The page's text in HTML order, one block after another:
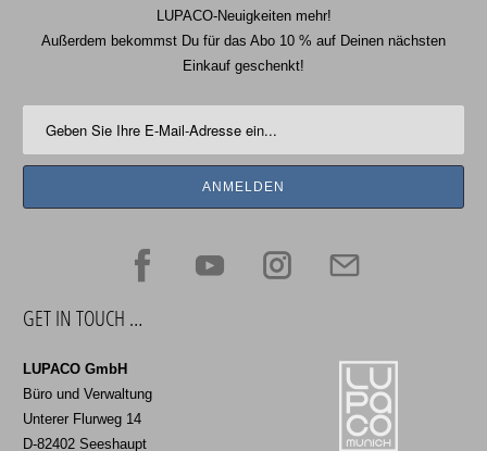
LUPACO-Neuigkeiten mehr!
Außerdem bekommst Du für das Abo 10 % auf Deinen nächsten
Einkauf geschenkt!
GET IN TOUCH …
LUPACO GmbH
Büro und Verwaltung
Unterer Flurweg 14
D-82402 Seeshaupt